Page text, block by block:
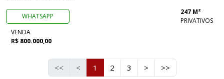
WHATSAPP
247 M²
PRIVATIVOS
VENDA
R$ 800.000,00
<< < 1 2 3 > >>